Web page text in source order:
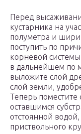
Перед
кустарника на
полуметра и
поступить по
корневой
в дальнейшем по
выложите слой
слой земли,
Теперь
оставшимся
отстоянной
приствольного